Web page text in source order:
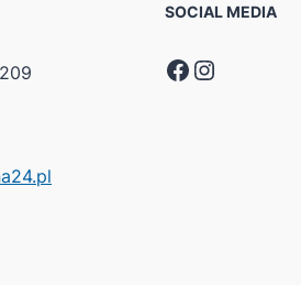
SOCIAL MEDIA
Facebook
Instagram